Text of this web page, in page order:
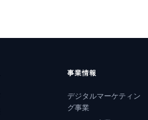
事業情報
デジタルマーケティン
グ事業